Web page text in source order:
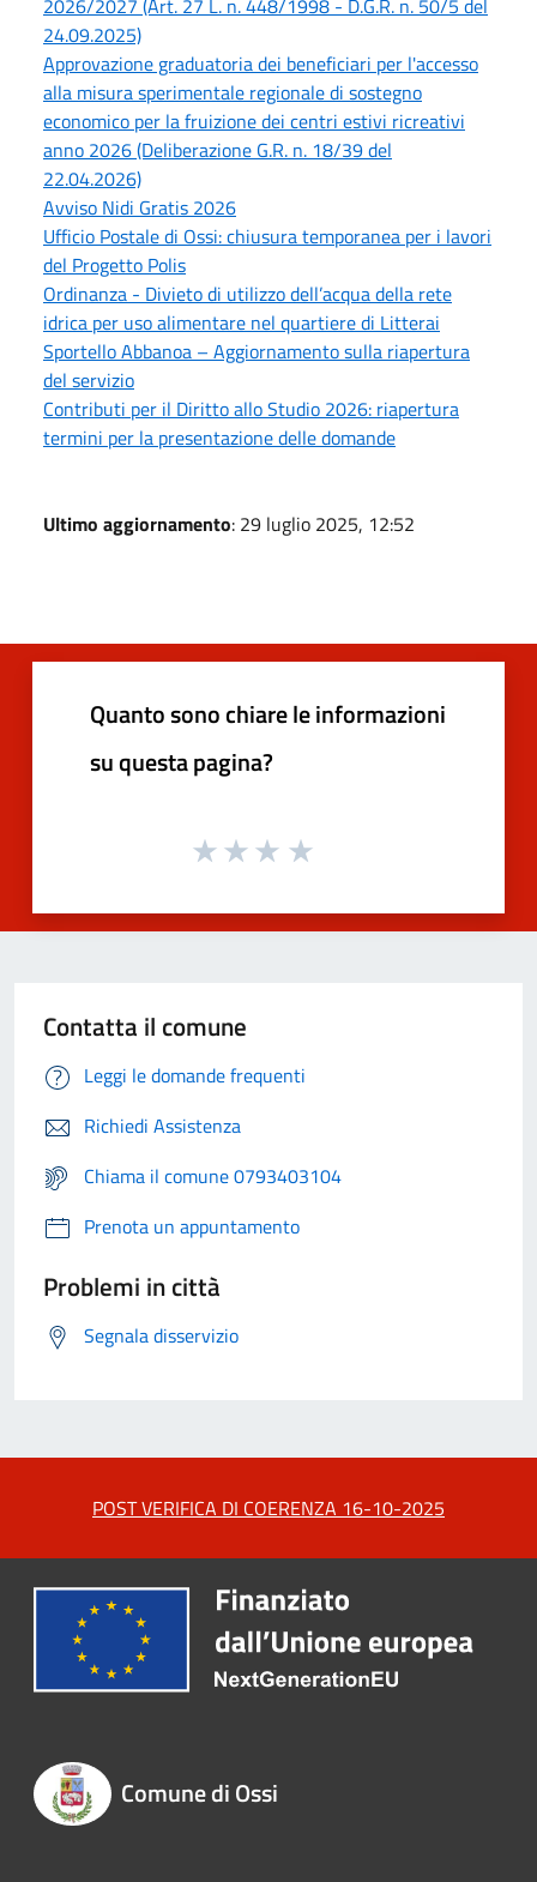
2026/2027 (Art. 27 L. n. 448/1998 - D.G.R. n. 50/5 del
24.09.2025)
Approvazione graduatoria dei beneficiari per l'accesso
alla misura sperimentale regionale di sostegno
economico per la fruizione dei centri estivi ricreativi
anno 2026 (Deliberazione G.R. n. 18/39 del
22.04.2026)
Avviso Nidi Gratis 2026
Ufficio Postale di Ossi: chiusura temporanea per i lavori
del Progetto Polis
Ordinanza - Divieto di utilizzo dell’acqua della rete
idrica per uso alimentare nel quartiere di Litterai
Sportello Abbanoa – Aggiornamento sulla riapertura
del servizio
Contributi per il Diritto allo Studio 2026: riapertura
termini per la presentazione delle domande
Ultimo aggiornamento: 29 luglio 2025, 12:52
Quanto sono chiare le informazioni
su questa pagina?
Contatta il comune
Leggi le domande frequenti
Richiedi Assistenza
Chiama il comune 0793403104
Prenota un appuntamento
Problemi in città
Segnala disservizio
POST VERIFICA DI COERENZA 16-10-2025
Comune di Ossi